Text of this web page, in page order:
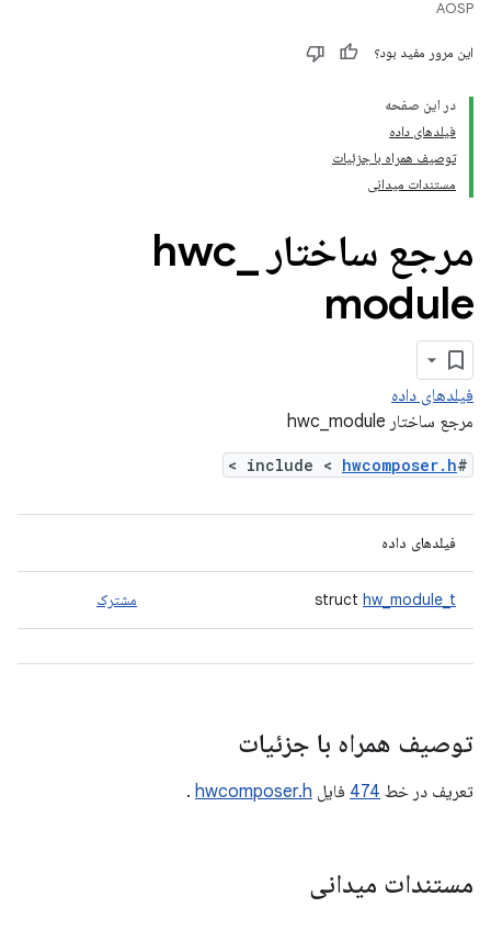
AOSP
این مرور مفید بود؟
در این صفحه
فیلدهای داده
توصیف همراه با جزئیات
مستندات میدانی
مرجع ساختار hwc
module
فیلدهای داده
مرجع ساختار hwc_module
#include <
hwcomposer.h
>
فیلدهای داده
struct hw_module_t مشترک
توصیف همراه با جزئیات
تعریف در خط 474 فایل hwcomposer.h
.
مستندات میدانی